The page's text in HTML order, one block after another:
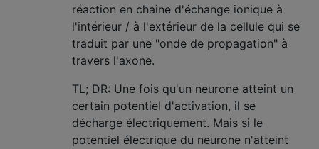
réaction en chaîne d'échange ionique à
l'intérieur / à l'extérieur de la cellule qui se
traduit par une "onde de propagation" à
travers l'axone.
TL; DR: Une fois qu'un neurone atteint un
certain potentiel d'activation, il se
décharge électriquement. Mais si le
potentiel électrique du neurone n'atteint